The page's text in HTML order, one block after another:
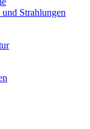
Strahlungen